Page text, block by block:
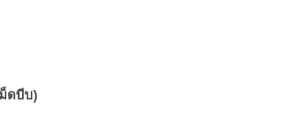
ดบีบ)